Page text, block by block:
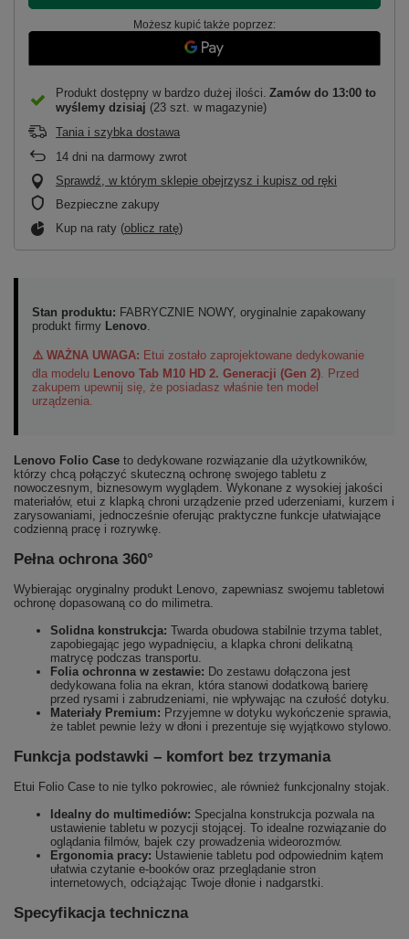
Możesz kupić także poprzez:
Produkt dostępny w bardzo dużej ilości Zamów do 13:00 to
wyślemy dzisiaj (23 szt. w magazynie)
Tania i szybka dostawa
14 dni na darmowy zwrot
Sprawdź, w którym sklepie obejrzysz i kupisz od ręki
Bezpieczne zakupy
Kup na raty (oblicz ratę)
Stan produktu: FABRYCZNIE NOWY, oryginalnie zapakowany
produkt firmy Lenovo.
⚠️ WAŻNA UWAGA: Etui zostało zaprojektowane dedykowanie
dla modelu Lenovo Tab M10 HD 2. Generacji (Gen 2). Przed
zakupem upewnij się, że posiadasz właśnie ten model
urządzenia.
Lenovo Folio Case to dedykowane rozwiązanie dla użytkowników,
którzy chcą połączyć skuteczną ochronę swojego tabletu z
nowoczesnym, biznesowym wyglądem. Wykonane z wysokiej jakości
materiałów, etui z klapką chroni urządzenie przed uderzeniami, kurzem i
zarysowaniami, jednocześnie oferując praktyczne funkcje ułatwiające
codzienną pracę i rozrywkę.
Pełna ochrona 360°
Wybierając oryginalny produkt Lenovo, zapewniasz swojemu tabletowi
ochronę dopasowaną co do milimetra.
Solidna konstrukcja: Twarda obudowa stabilnie trzyma tablet,
zapobiegając jego wypadnięciu, a klapka chroni delikatną
matrycę podczas transportu.
Folia ochronna w zestawie: Do zestawu dołączona jest
dedykowana folia na ekran, która stanowi dodatkową barierę
przed rysami i zabrudzeniami, nie wpływając na czułość dotyku.
Materiały Premium: Przyjemne w dotyku wykończenie sprawia,
że tablet pewnie leży w dłoni i prezentuje się wyjątkowo stylowo.
Funkcja podstawki – komfort bez trzymania
Etui Folio Case to nie tylko pokrowiec, ale również funkcjonalny stojak.
Idealny do multimediów: Specjalna konstrukcja pozwala na
ustawienie tabletu w pozycji stojącej. To idealne rozwiązanie do
oglądania filmów, bajek czy prowadzenia wideorozmów.
Ergonomia pracy: Ustawienie tabletu pod odpowiednim kątem
ułatwia czytanie e-booków oraz przeglądanie stron
internetowych, odciążając Twoje dłonie i nadgarstki.
Specyfikacja techniczna